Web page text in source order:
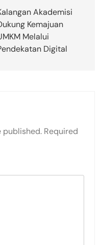
Akademisi
Kemajuan
Melalui
Digital
published. Required